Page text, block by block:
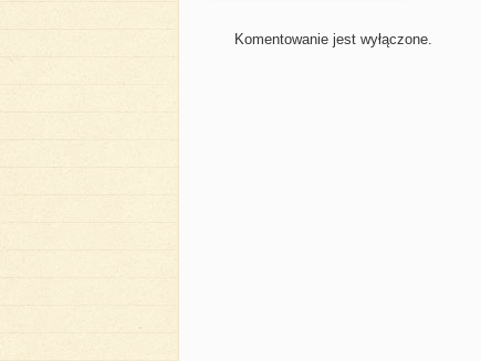
Komentowanie jest wyłączone.